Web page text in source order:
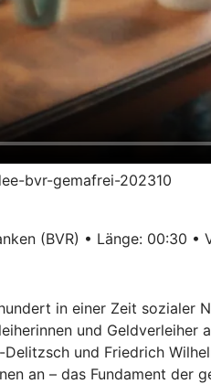
bvr-gemafrei-202310
(BVR) • Länge: 00:30
in einer Zeit sozialer
und
und Friedrich
an – das Fundament